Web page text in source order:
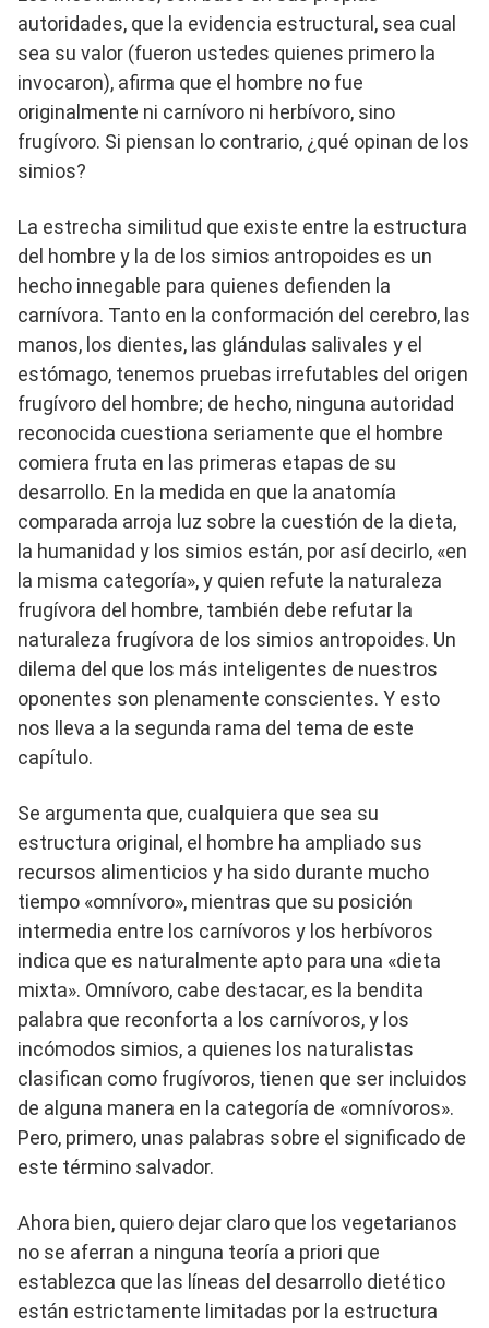
autoridades, que la evidencia estructural, sea cual
sea su valor (fueron ustedes quienes primero la
invocaron), afirma que el hombre no fue
originalmente ni carnívoro ni herbívoro, sino
frugívoro. Si piensan lo contrario, ¿qué opinan de los
simios?
La estrecha similitud que existe entre la estructura
del hombre y la de los simios antropoides es un
hecho innegable para quienes defienden la
carnívora. Tanto en la conformación del cerebro, las
manos, los dientes, las glándulas salivales y el
estómago, tenemos pruebas irrefutables del origen
frugívoro del hombre; de ​​hecho, ninguna autoridad
reconocida cuestiona seriamente que el hombre
comiera fruta en las primeras etapas de su
desarrollo. En la medida en que la anatomía
comparada arroja luz sobre la cuestión de la dieta,
la humanidad y los simios están, por así decirlo, «en
la misma categoría», y quien refute la naturaleza
frugívora del hombre, también debe refutar la
naturaleza frugívora de los simios antropoides. Un
dilema del que los más inteligentes de nuestros
oponentes son plenamente conscientes. Y esto
nos lleva a la segunda rama del tema de este
capítulo.
Se argumenta que, cualquiera que sea su
estructura original, el hombre ha ampliado sus
recursos alimenticios y ha sido durante mucho
tiempo «omnívoro», mientras que su posición
intermedia entre los carnívoros y los herbívoros
indica que es naturalmente apto para una «dieta
mixta». Omnívoro, cabe destacar, es la bendita
palabra que reconforta a los carnívoros, y los
incómodos simios, a quienes los naturalistas
clasifican como frugívoros, tienen que ser incluidos
de alguna manera en la categoría de «omnívoros».
Pero, primero, unas palabras sobre el significado de
este término salvador.
Ahora bien, quiero dejar claro que los vegetarianos
no se aferran a ninguna teoría a priori que
establezca que las líneas del desarrollo dietético
están estrictamente limitadas por la estructura